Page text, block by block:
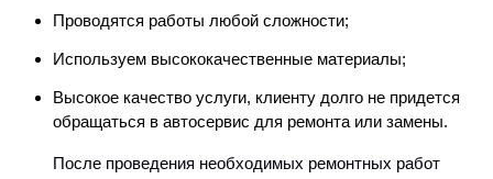
Проводятся работы любой сложности;
Используем высококачественные материалы;
Высокое качество услуги, клиенту долго не придется
обращаться в автосервис для ремонта или замены.
После проведения необходимых ремонтных работ